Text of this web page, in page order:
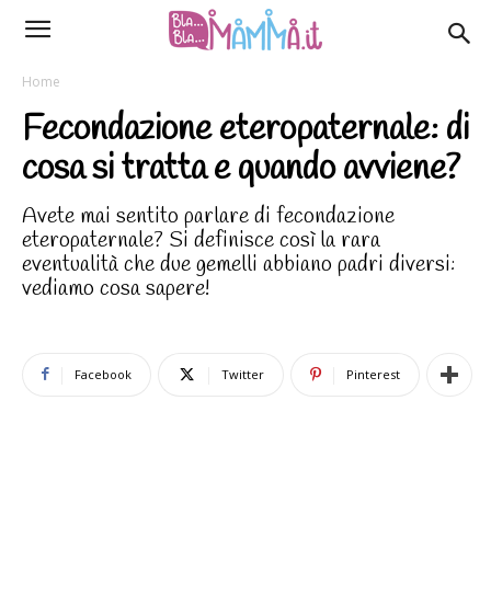
Home
Fecondazione eteropaternale: di
cosa si tratta e quando avviene?
Avete mai sentito parlare di fecondazione
eteropaternale? Si definisce così la rara
eventualità che due gemelli abbiano padri diversi:
vediamo cosa sapere!
Facebook Twitter Pinterest